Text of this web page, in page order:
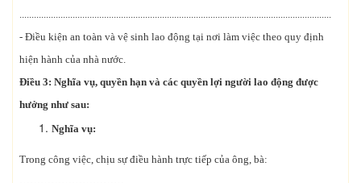
.................................................................................................................................
- Điều kiện an toàn và vệ sinh lao động tại nơi làm việc theo quy định
hiện hành của nhà nước.
Điều 3: Nghĩa vụ, quyền hạn và các quyền lợi người lao động được
hưởng như sau:
Nghĩa vụ:
Trong công việc, chịu sự điều hành trực tiếp của ông, bà: